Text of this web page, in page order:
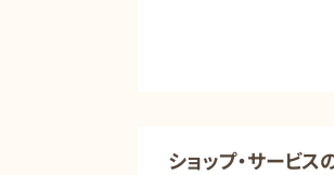
ショップ・サービス